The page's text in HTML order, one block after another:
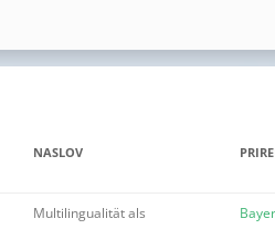
NASLOV
Multilingualität als